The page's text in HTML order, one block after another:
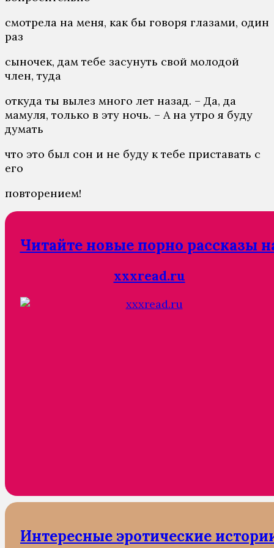
смотрела на меня, как бы говоря глазами, один
раз
сыночек, дам тебе засунуть свой молодой
член, туда
откуда ты вылез много лет назад. – Да, да
мамуля, только в эту ночь. – А на утро я буду
думать
что это был сон и не буду к тебе приставать с
его
повторением!
Читайте новые порно рассказы
xxxread.ru
Интересные эротические